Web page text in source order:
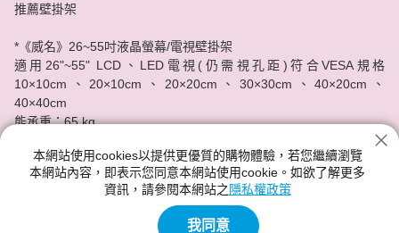
推薦壁掛架
*《威名》26~55吋液晶螢幕/電視壁掛架
適用26"~55" LCD、LED電視(仍需視孔距)符合VESA規格
10×10cm、20×10cm、20×20cm、30×30cm、40×20cm、
40×40cm
能承重：65 kg
適用32~70吋電視，能承重：65 kg
刷卡分期零利率!神腦給你最實惠的價格，最安心的服務品質。
本網站使用cookies以提供更優質的購物體驗，若您繼續瀏覽
本網站內容，即表示您同意本網站使用cookie。如欲了解更多
資訊，請參閱本網站之 隱私權政策
我同意